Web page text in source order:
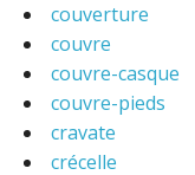
couverture
couvre
couvre-casque
couvre-pieds
cravate
crécelle